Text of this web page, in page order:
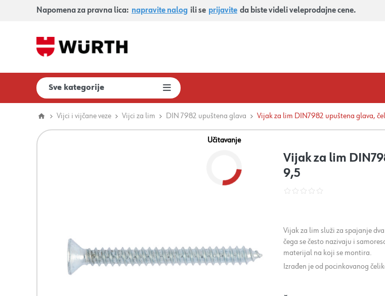
Napomena za pravna lica: napravite nalog ili se prijavite da biste videli veleprodajne cene.
Sve kategorije
Vijci i vijčane veze Vijci za lim DIN 7982 upuštena glava Vijak za lim DIN7982 upuštena glava,
Učitavanje
Vijak za lim
9,5
Vijak za lim služi za spajanje
čega se često nazivaju i
materijal na koji se montira.
Izrađen je od pocinkovanog